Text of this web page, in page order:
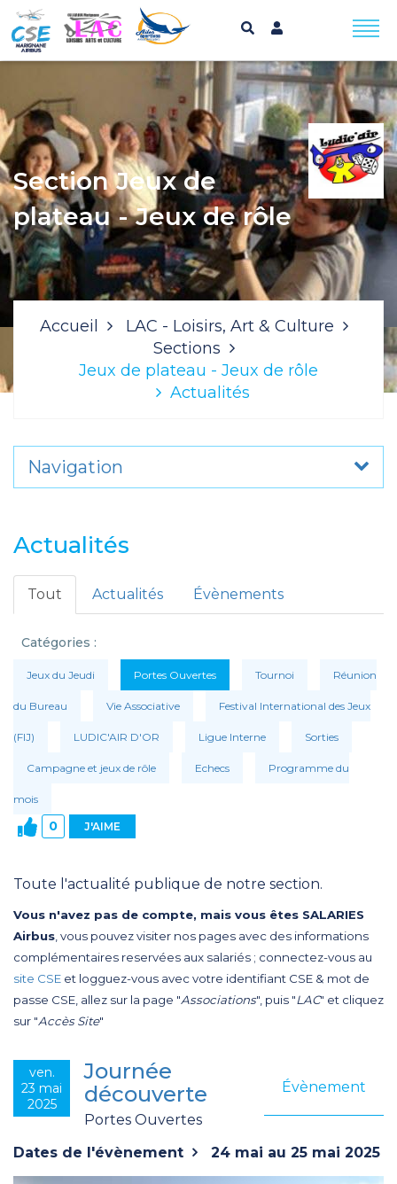
Section Jeux de
plateau - Jeux de rôle
Accueil
LAC - Loisirs, Art & Culture
Sections
Jeux de plateau - Jeux de rôle
Actualités
Navigation
Actualités
Tout Actualités Évènements
Catégories :
Jeux du Jeudi Portes Ouvertes Tournoi Réunion
du Bureau Vie Associative Festival International des Jeux
(FIJ) LUDIC'AIR D'OR Ligue Interne Sorties
Campagne et jeux de rôle Echecs Programme du
mois
0 J'AIME
Toute l'actualité publique de notre section.
Vous n'avez pas de compte, mais vous êtes SALARIES
Airbus , vous pouvez visiter nos pages avec des informations
complémentaires reservées aux salariés ; connectez-vous au
site CSE et logguez-vous avec votre identifiant CSE & mot de
passe CSE, allez sur la page "Associations", puis "LAC" et cliquez
sur "Accès Site"
ven.
23 mai
2025
Évènement
Journée
découverte
Portes Ouvertes
Dates de l'évènement
24 mai au 25 mai 2025